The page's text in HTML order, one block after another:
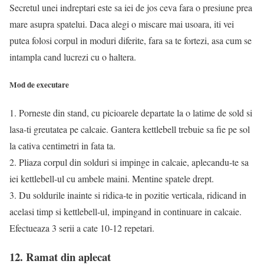
Secretul unei indreptari este sa iei de jos ceva fara o presiune prea
mare asupra spatelui. Daca alegi o miscare mai usoara, iti vei
putea folosi corpul in moduri diferite, fara sa te fortezi, asa cum se
intampla cand lucrezi cu o haltera.
Mod de executare
1. Porneste din stand, cu picioarele departate la o latime de sold si
lasa-ti greutatea pe calcaie. Gantera kettlebell trebuie sa fie pe sol
la cativa centimetri in fata ta.
2. Pliaza corpul din solduri si impinge in calcaie, aplecandu-te sa
iei kettlebell-ul cu ambele maini. Mentine spatele drept.
3. Du soldurile inainte si ridica-te in pozitie verticala, ridicand in
acelasi timp si kettlebell-ul, impingand in continuare in calcaie.
Efectueaza 3 serii a cate 10-12 repetari.
12. Ramat din aplecat